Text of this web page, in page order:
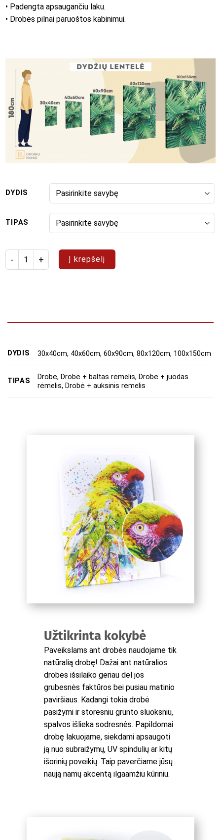
• Padengta apsaugančiu laku.
• Drobės pilnai paruoštos kabinimui.
DYDIS
TIPAS
produkto kiekis: Paveikslų rinkinys "Augalijos fantazija"
Į krepšelį
DYDIS 30x40cm, 40x60cm, 60x90cm, 80x120cm, 100x150cm
TIPAS
Drobė, Drobė + baltas rėmelis, Drobė + juodas
rėmelis, Drobė + auksinis rėmelis
Užtikrinta kokybė
Paveikslams ant drobės naudojame tik
natūralią drobę! Dažai ant natūralios
drobės išsilaiko geriau dėl jos
grubesnės faktūros bei pusiau matinio
paviršiaus. Kadangi tokia drobė
pasižymi ir storesniu grunto sluoksniu,
spalvos išlieka sodresnės. Papildomai
drobę lakuojame, siekdami apsaugoti
ją nuo subraižymų, UV spindulių ar kitų
išorinių poveikių. Taip paverčiame jūsų
naują namų akcentą ilgaamžiu kūriniu.